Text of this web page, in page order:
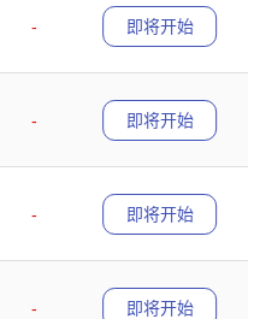
-
即将开始
-
即将开始
-
即将开始
-
即将开始